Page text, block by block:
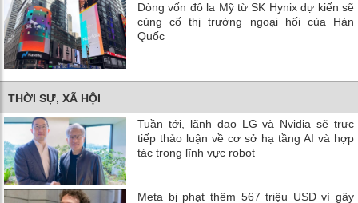
Dòng vốn đô la Mỹ từ SK Hynix dự kiến ​​sẽ
củng cố thị trường ngoại hối của Hàn
Quốc
THỜI SỰ, XÃ HỘI
Tuần tới, lãnh đạo LG và Nvidia sẽ trực
tiếp thảo luận về cơ sở hạ tầng AI và hợp
tác trong lĩnh vực robot
Meta bị phạt thêm 567 triệu USD vì gây